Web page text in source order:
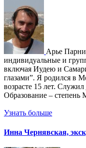
Арье
индивидуальные и
включая Иудею и
глазами”. Я родился в
возрасте 15 лет.
Образование – степень
Узнать больше
Инна Чернявская,